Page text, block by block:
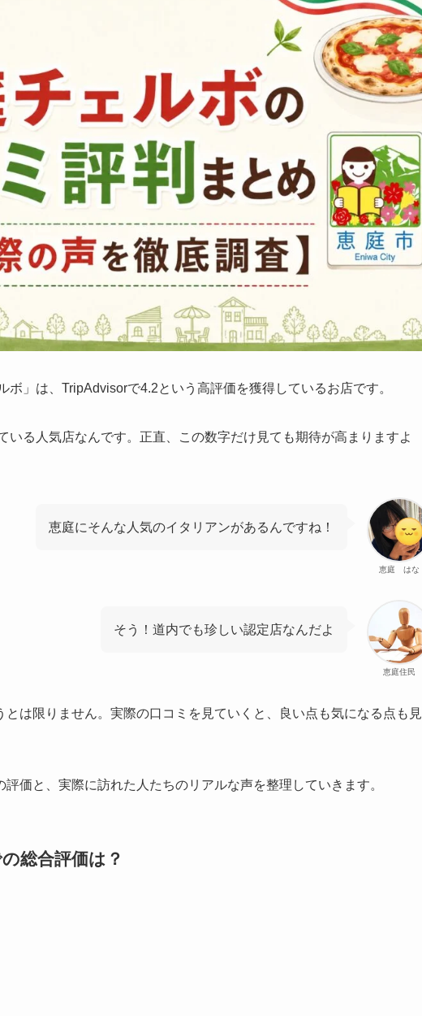
」は、TripAdvisorで4.2という高評価を獲得しているお店です。
いる人気店なんです。正直、この数字だけ見ても期待が高まりますよ
恵庭 はな
恵庭にそんな人気のイタリアンがあるんですね！
恵庭住民
そう！道内でも珍しい認定店なんだよ
は限りません。実際の口コミを見ていくと、良い点も気になる点も見
価と、実際に訪れた人たちのリアルな声を整理していきます。
総合評価は？